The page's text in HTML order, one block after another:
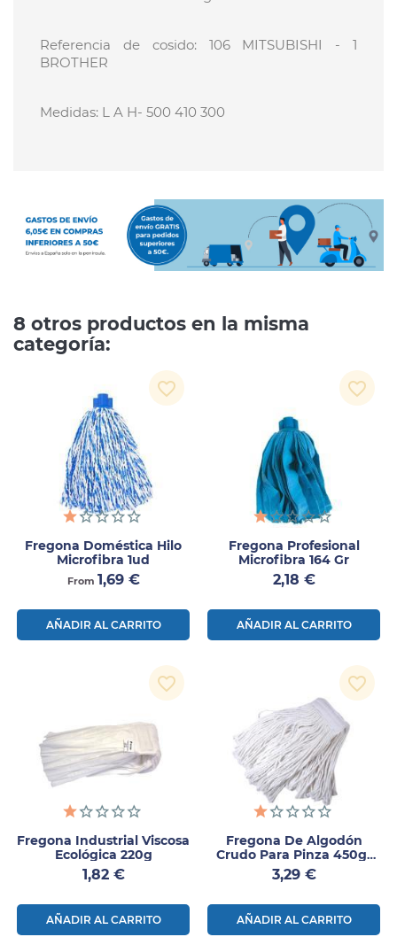
Referencia de cosido: 106 MITSUBISHI - 1
BROTHER
Medidas: L A H- 500 410 300
8 otros productos en la misma
categoría:
Fregona Doméstica Hilo
Microfibra 1ud
From Precio
1,69 €
AÑADIR AL CARRITO
favorite_border
Fregona Profesional
Microfibra 164 Gr
Precio
2,18 €
AÑADIR AL CARRITO
favorite_border
Fregona Industrial Viscosa
Ecológica 220g
Precio
1,82 €
AÑADIR AL CARRITO
favorite_border
Fregona De Algodón
Crudo Para Pinza 450gr
1ud
Precio
3,29 €
AÑADIR AL CARRITO
favorite_border